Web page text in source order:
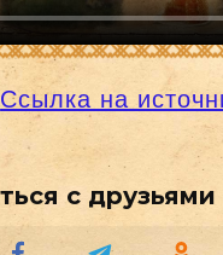
Ссылка на